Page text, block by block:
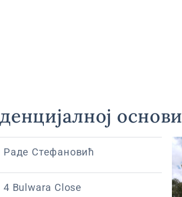
основи
Раде Стефановић
4 Bulwara Close